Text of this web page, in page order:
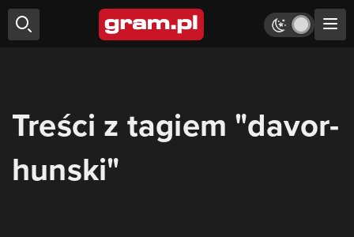
Treści z tagiem "davor-
hunski"